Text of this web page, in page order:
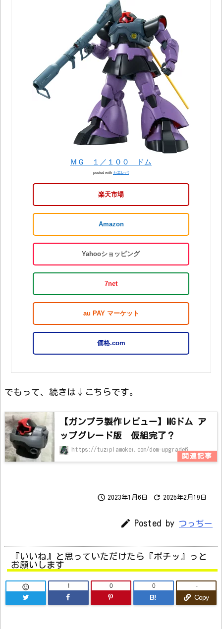
ＭＧ １／１００ ドム
posted with カエレバ
楽天市場
Amazon
Yahooショッピング
7net
au PAY マーケット
価格.com
でもって、続きは↓こちらです。
【ガンプラ製作レビュー】MGドム ア
ップグレード版 仮組完了？
https://tuziplamokei.com/dom-upgrade6
 2023年1月6日  2025年2月19日
 Posted by つっぢー
『いいね』と思っていただけたら『ポチッ』っと
お願いします
 ! 0
B!
0
Copy
-